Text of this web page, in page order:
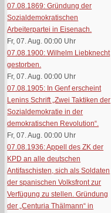
07.08.1869: Gründung der
Sozialdemokratischen
Arbeiterpartei in Eisenach.
Fr, 07. Aug. 00:00 Uhr
07.08.1900: Wilhelm Liebknecht
gestorben.
Fr, 07. Aug. 00:00 Uhr
07.08.1905: In Genf erscheint
Lenins Schrift „Zwei Taktiken der
Sozialdemokratie in der
demokratischen Revolution“.
Fr, 07. Aug. 00:00 Uhr
07.08.1936: Appell des ZK der
KPD an alle deutschen
Antifaschisten, sich als Soldaten
der spanischen Volksfront zur
Verfügung zu stellen. Gründung
der „Centuria Thälmann“ in